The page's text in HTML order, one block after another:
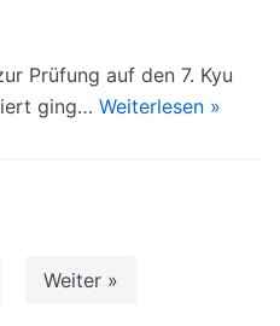
Prüfung auf den 7. Kyu
ging… Weiterlesen »
Weiter »